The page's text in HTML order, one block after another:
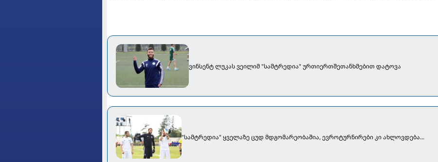
ვინსენტ ლუკას ვეილიმ "სამტრედია" ურთიერთშეთანხმებით დატოვა
"სამტრედია" ყველაზე ცუდ მდგომარეობაშია, ევროტურნირები კი ახლოვდება...